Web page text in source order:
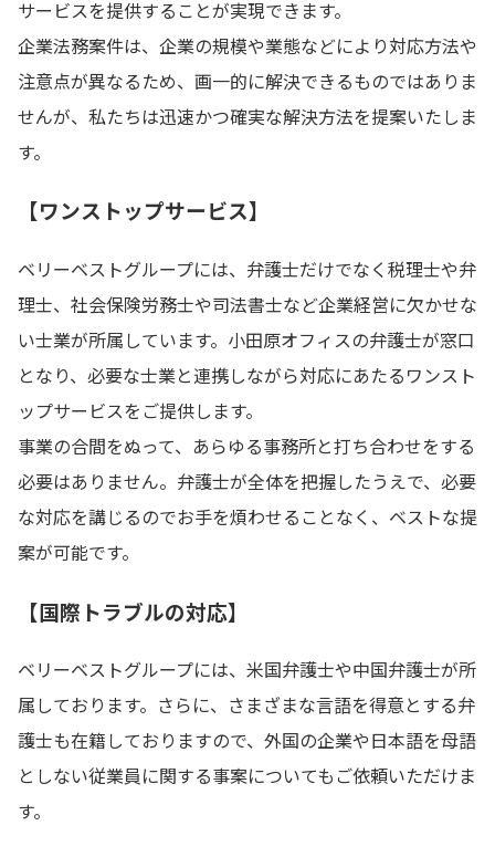
サービスを提供することが実現できます。
企業法務案件は、企業の規模や業態などにより対応方法や
注意点が異なるため、画一的に解決できるものではありま
せんが、私たちは迅速かつ確実な解決方法を提案いたしま
す。
【ワンストップサービス】
ベリーベストグループには、弁護士だけでなく税理士や弁
理士、社会保険労務士や司法書士など企業経営に欠かせな
い士業が所属しています。小田原オフィスの弁護士が窓口
となり、必要な士業と連携しながら対応にあたるワンスト
ップサービスをご提供します。
事業の合間をぬって、あらゆる事務所と打ち合わせをする
必要はありません。弁護士が全体を把握したうえで、必要
な対応を講じるのでお手を煩わせることなく、ベストな提
案が可能です。
【国際トラブルの対応】
ベリーベストグループには、米国弁護士や中国弁護士が所
属しております。さらに、さまざまな言語を得意とする弁
護士も在籍しておりますので、外国の企業や日本語を母語
としない従業員に関する事案についてもご依頼いただけま
す。